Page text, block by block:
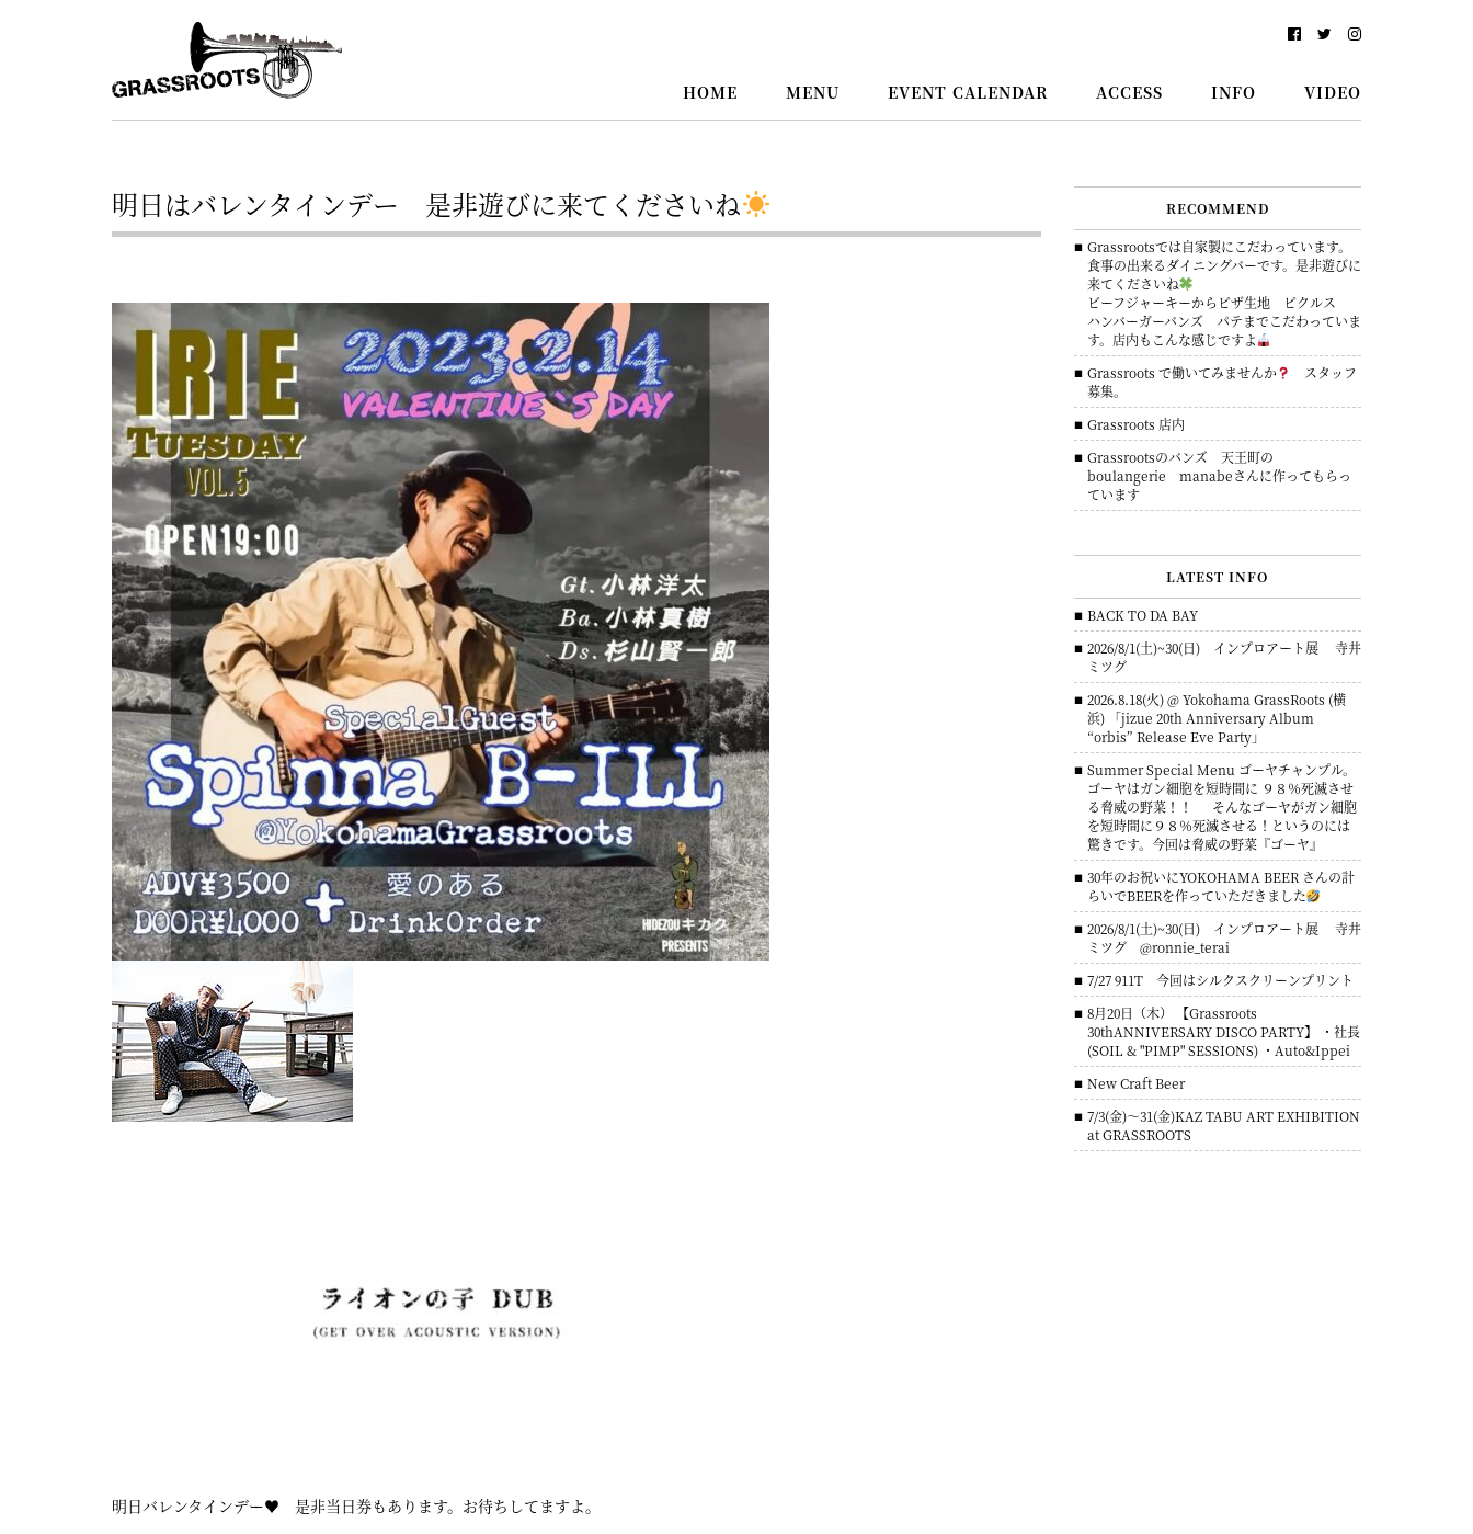
浜
グ
ス
ル
ツ
–
YOKOHAMA
Grassroots
–
駅
北
口
か
徒
歩
約
3
分・
鶴
屋
町
に
あ
る
ダ
イ
ニ
ン
グ
バ
ー
HOME MENU EVENT CALENDAR ACCESS INFO VIDEO
明日はバレンタインデー 是非遊びに来てくださいね
明日バレンタインデー♥️ 是非当日券もあります。お待ちしてますよ。
RECOMMEND
Grassrootsでは自家製にこだわっています。
食事の出来るダイニングバーです。是非遊びに
来てくださいね
ビーフジャーキーからピザ生地 ピクルス
ハンバーガーバンズ パテまでこだわっていま
す。店内もこんな感じですよ
Grassroots で働いてみませんか
スタッフ
募集。
Grassroots 店内
Grassrootsのバンズ 天王町の
boulangerie manabeさんに作ってもらっ
ています
LATEST INFO
BACK TO DA BAY
2026/8/1(土)~30(日) インプロアート展 寺井
ミツグ
2026.8.18(火) @ Yokohama GrassRoots (横
浜) 「jizue 20th Anniversary Album
“orbis” Release Eve Party」
Summer Special Menu ゴーヤチャンプル。
ゴーヤはガン細胞を短時間に ９８％死滅させ
る脅威の野菜！！ そんなゴーヤがガン細胞
を短時間に９８％死滅させる！というのには
驚きです。今回は脅威の野菜『ゴーヤ』
30年のお祝いにYOKOHAMA BEER さんの計
らいでBEERを作っていただきました
2026/8/1(土)~30(日) インプロアート展 寺井
ミツグ @ronnie_terai
7/27 911T 今回はシルクスクリーンプリント
8月20日（木） 【Grassroots
30thANNIVERSARY DISCO PARTY】 ・社長
(SOIL & "PIMP" SESSIONS) ・Auto&Ippei
New Craft Beer
7/3(金)～31(金)KAZ TABU ART EXHIBITION
at GRASSROOTS